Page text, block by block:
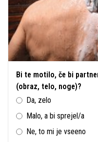
Bi te motilo, če bi
(obraz, telo, noge)?
Da, zelo
Malo, a bi sprejel/a
Ne, to mi je vseeno